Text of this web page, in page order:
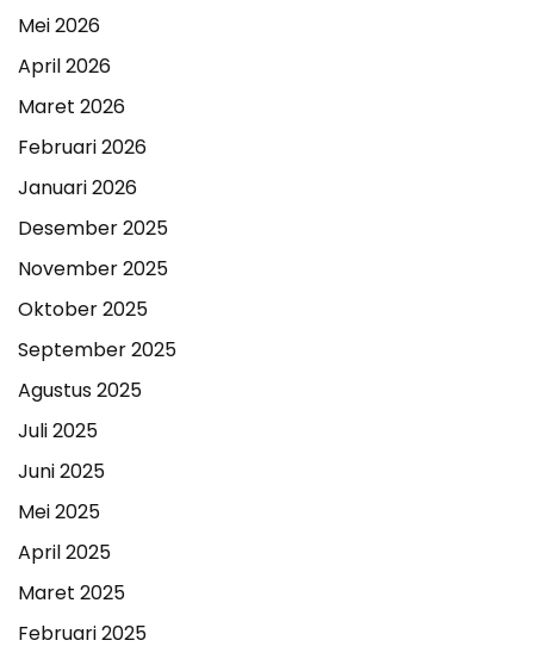
Mei 2026
April 2026
Maret 2026
Februari 2026
Januari 2026
Desember 2025
November 2025
Oktober 2025
September 2025
Agustus 2025
Juli 2025
Juni 2025
Mei 2025
April 2025
Maret 2025
Februari 2025